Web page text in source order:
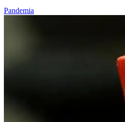
Pandemia